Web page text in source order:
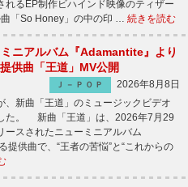
れるEP制作ビハインド映像のティザー
「So Honey」の中の印 … 続きを読む
ニアルバム『Adamantite』より
供曲「王道」MV公開
Ｊ－ＰＯＰ
2026年8月8日
新曲「王道」のミュージックビデオ
た。 新曲「王道」は、2026年7月29
ースされたニューミニアルバム
提供曲で、“王者の苦悩”と“これからの